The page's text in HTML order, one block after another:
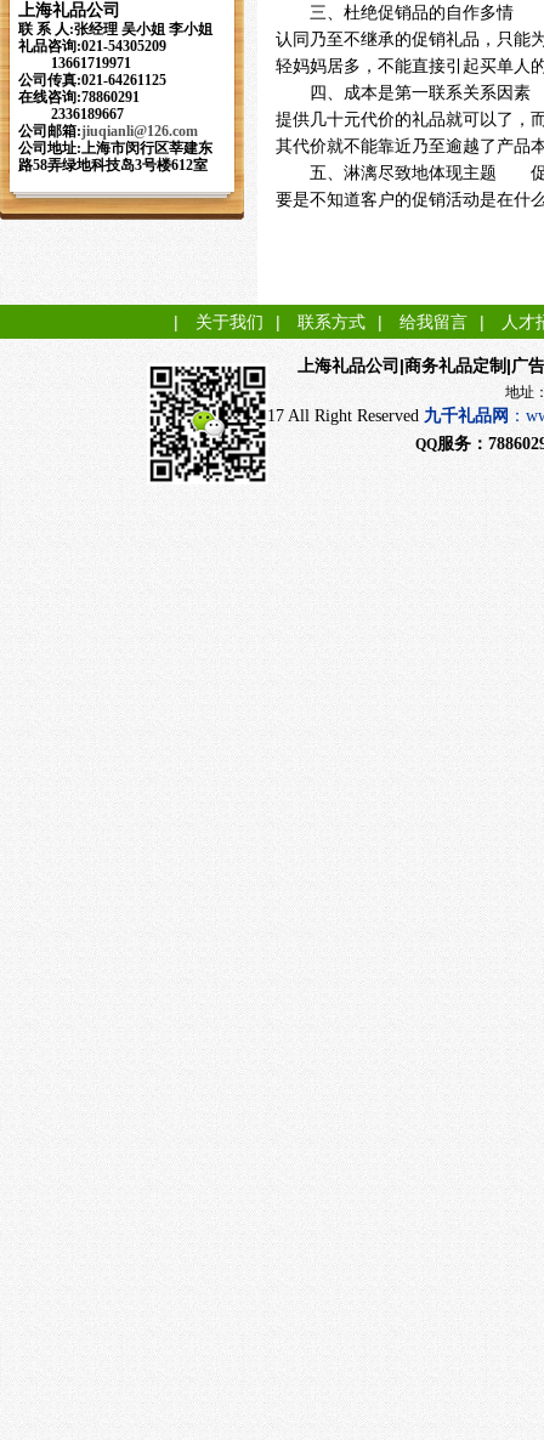
上海礼品公司
联 系 人:张经理 吴小姐 李小姐
礼品咨询:021-54305209
13661719971
公司传真:021-64261125
在线咨询:78860291
2336189667
公司邮箱:jiuqianli@126.com
公司地址:上海市闵行区莘建东
路58弄绿地科技岛3号楼612室
三、杜绝促销品的自作多情 受
认同乃至不继承的促销礼品，只能
轻妈妈居多，不能直接引起买单人
四、成本是第一联系关系因素
提供几十元代价的礼品就可以了，
其代价就不能靠近乃至逾越了产品
五、淋漓尽致地体现主题 促销
要是不知道客户的促销活动是在什
上海礼品公司 |商务礼品定制|广
地址：上海市闵行
CopyRight 2017 All Right Reserved 九千礼品网 ：
QQ服务：
| 关于我们 | 联系方式 | 给我留言 | 人才